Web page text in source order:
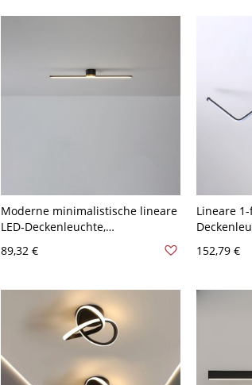
Moderne minimalistische lineare
LED-Deckenleuchte,
Eisen dimmbare Lampe für Flure
120V 40,64 cm Natürliches Llicht
89,32 €
Lineare
- Schwarz
152,79 €